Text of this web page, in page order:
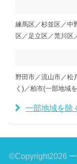
練馬区／杉並区／中
区／足立区／荒川区
野田市／流山市／松
く)／柏市(一部地域
一部地域を除
©Copyright2026